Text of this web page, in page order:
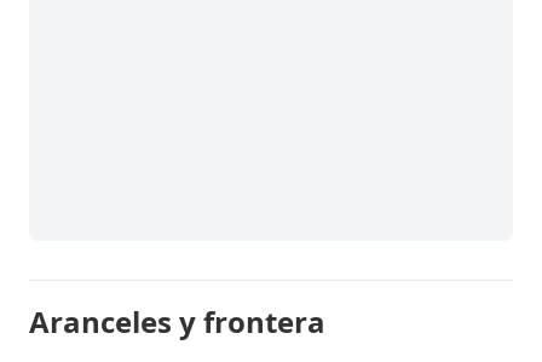
Aranceles y frontera